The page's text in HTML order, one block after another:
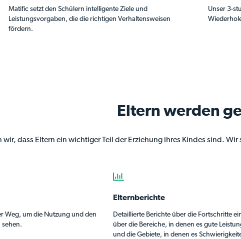
Matific setzt den Schülern intelligente Ziele und
Leistungsvorgaben, die die richtigen Verhaltensweisen
fördern.
Unser 3-
Eltern werden
wir, dass Eltern ein wichtiger Teil der Erziehung ihres Kindes sind.
Weg, um die Nutzung und den
sehen.
Elternberichte
Detaillierte Berichte über die Fortschritte
über die Bereiche, in denen es gute
und die Gebiete, in denen es